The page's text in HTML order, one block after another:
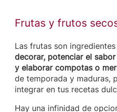
Frutas y frutos
Las frutas son
decorar, potenciar el
y elaborar compotas o
de temporada y maduras,
integrar en tus recetas
Hay una infinidad de